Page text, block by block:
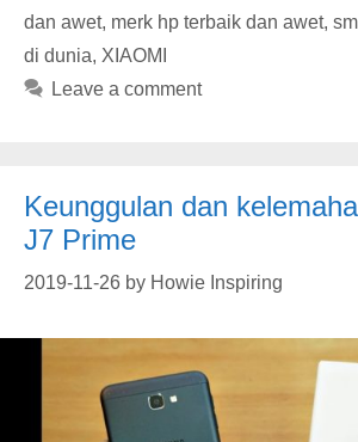
dan awet, merk hp terbaik dan awet,
di dunia, XIAOMI
Leave a comment
Keunggulan dan
J7 Prime
2019-11-26 by Howie Inspiring